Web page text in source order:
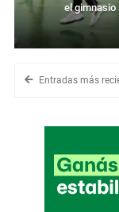
el gimnasio
Entradas más